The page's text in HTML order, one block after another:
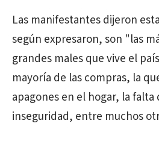
Las manifestantes dijeron
según expresaron, son "las
grandes males que vive el
mayoría de las compras, la
apagones en el hogar, la falta
inseguridad, entre muchos